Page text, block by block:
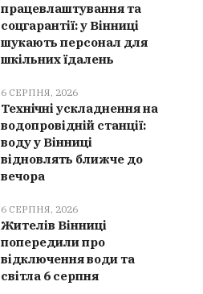
працевлаштування та
соцгарантії: у Вінниці
шукають персонал для
шкільних їдалень
6 СЕРПНЯ, 2026
Технічні ускладнення на
водопровідній станції:
воду у Вінниці
відновлять ближче до
вечора
6 СЕРПНЯ, 2026
Жителів Вінниці
попередили про
відключення води та
світла 6 серпня